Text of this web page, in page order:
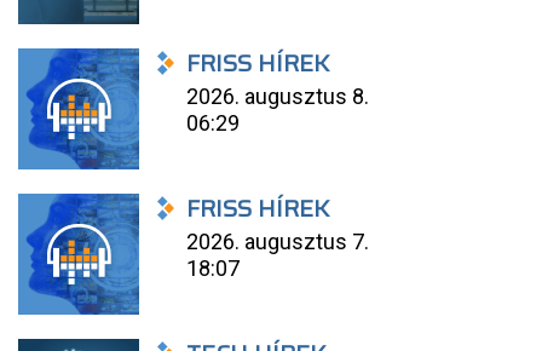
FRISS HÍREK
2026. augusztus 8.
06:29
FRISS HÍREK
2026. augusztus 7.
18:07